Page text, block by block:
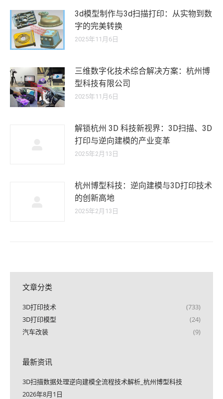
3d模型制作与3d扫描打印：从实物到数
字的完美转换
2025年11月6日
三维数字化技术综合解决方案：杭州博
型科技有限公司
2025年11月6日
解锁杭州 3D 科技新视界：3D扫描、3D
打印与逆向建模的产业变革
2025年2月13日
杭州博型科技：逆向建模与3D打印技术
的创新高地
2025年2月13日
文章分类
3D打印技术
(733)
3D打印模型
(24)
汽车改装
(9)
最新资讯
3D扫描数据处理逆向建模全流程技术解析_杭州博型科技
2026年8月1日